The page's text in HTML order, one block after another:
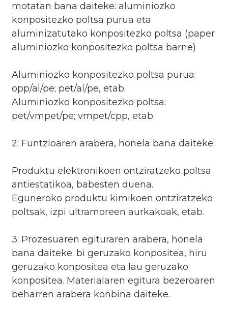
motatan bana daiteke: aluminiozko
konpositezko poltsa purua eta
aluminizatutako konpositezko poltsa (paper
aluminiozko konpositezko poltsa barne)
Aluminiozko konpositezko poltsa purua:
opp/al/pe; pet/al/pe, etab.
Aluminiozko konpositezko poltsa:
pet/vmpet/pe; vmpet/cpp, etab.
2: Funtzioaren arabera, honela bana daiteke:
Produktu elektronikoen ontziratzeko poltsa
antiestatikoa, babesten duena.
Eguneroko produktu kimikoen ontziratzeko
poltsak, izpi ultramoreen aurkakoak, etab.
3: Prozesuaren egituraren arabera, honela
bana daiteke: bi geruzako konpositea, hiru
geruzako konpositea eta lau geruzako
konpositea. Materialaren egitura bezeroaren
beharren arabera konbina daiteke.